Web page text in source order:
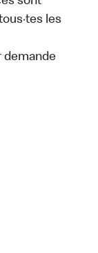
les
demande